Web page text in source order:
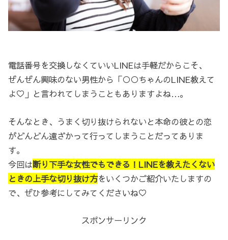
電話番号を交換しなくていいLINEは手軽だからこそ、
ぜんぜん興味のない男性から「○○ちゃんのLINE教えて
よ♡」と言われてしまうこともありますよね…。
そんなとき、うまく切り抜けられないと本命の彼との恋
がどんどん遠ざかって行ってしまうことだってありま
す。
今回は断り下手な女性でもできる！LINEを教えたくない
ときの上手な切り抜け方をいくつかご紹介いたしますの
で、ぜひ参考にしてみてくださいね♡
スポンサーリンク